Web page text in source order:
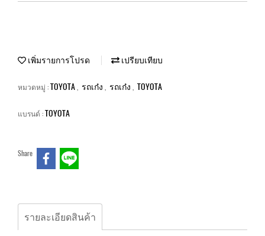
เพิ่มรายการโปรด เปรียบเทียบ
หมวดหมู่ :TOYOTA รถเก๋ง รถเก๋ง TOYOTA
แบรนด์ :TOYOTA
Share
รายละเอียดสินค้า